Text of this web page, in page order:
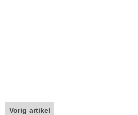
Vorig artikel